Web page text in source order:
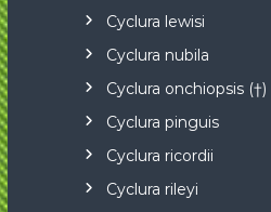
Cyclura lewisi
Cyclura nubila
Cyclura onchiopsis (†)
Cyclura pinguis
Cyclura ricordii
Cyclura rileyi